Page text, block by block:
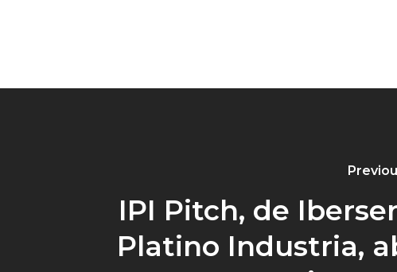
IPI Pitch, de
Platino Industria,